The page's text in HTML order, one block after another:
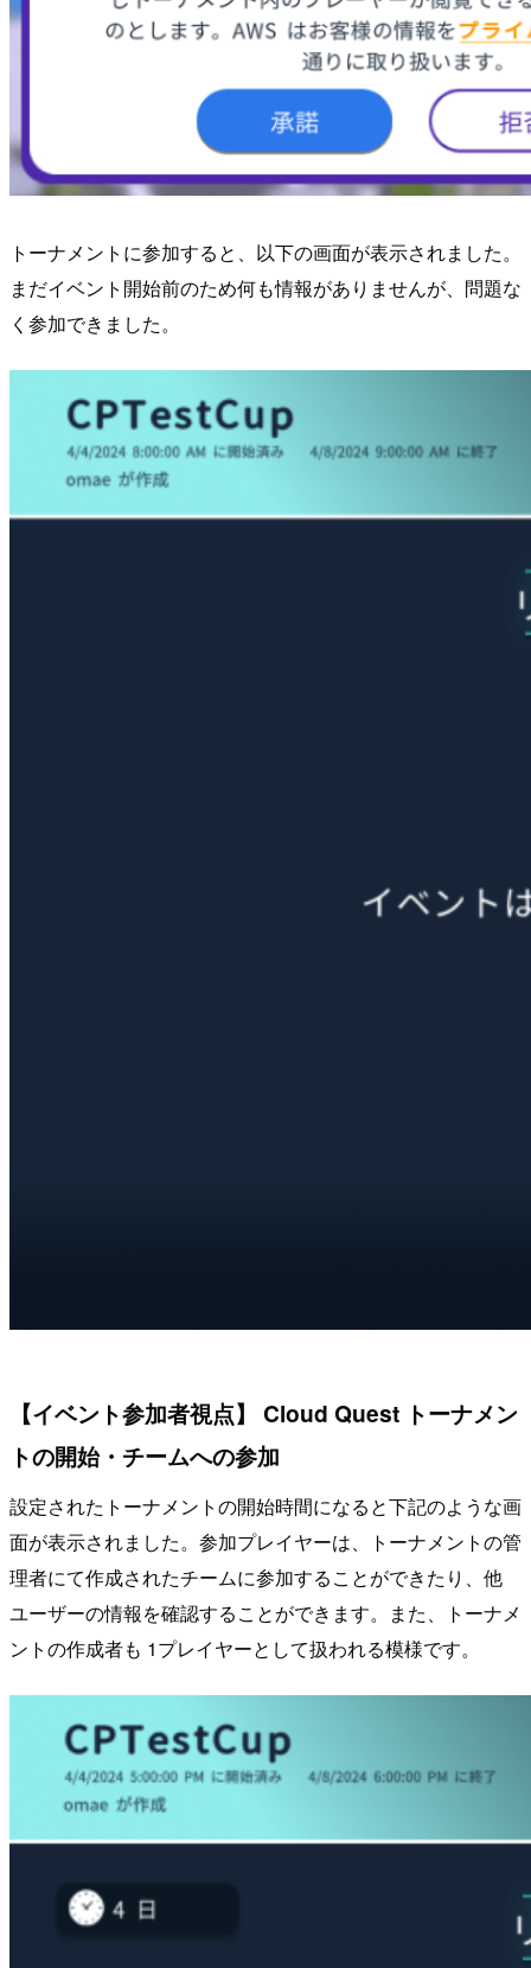
トーナメントに参加すると、以下の画面が表示されました。
まだイベント開始前のため何も情報がありませんが、問題な
く参加できました。
【イベント参加者視点】 Cloud Quest トーナメン
トの開始・チームへの参加
設定されたトーナメントの開始時間になると下記のような画
面が表示されました。参加プレイヤーは、トーナメントの管
理者にて作成されたチームに参加することができたり、他
ユーザーの情報を確認することができます。また、トーナメ
ントの作成者も 1プレイヤーとして扱われる模様です。